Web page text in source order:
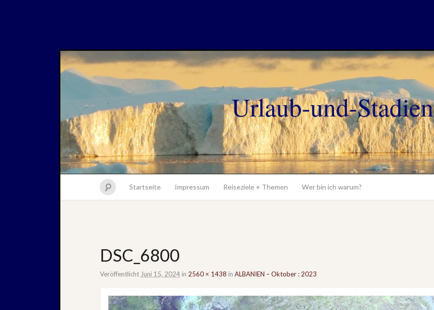
Urlaub-und-Stadien
Startseite Impressum Reiseziele + Themen Wer bin ich warum?
DSC_6800
Veröffentlicht Juni 15, 2024 in 2560 × 1438 in ALBANIEN – Oktober : 2023